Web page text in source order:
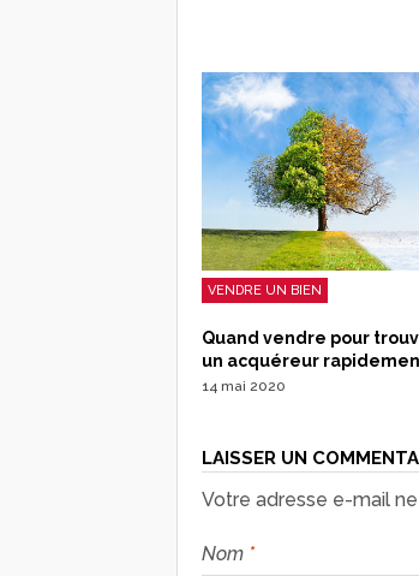
VENDRE UN BIEN
Quand vendre pour
un acquéreur
14 mai 2020
LAISSER UN
Votre adresse e-mail
Nom *